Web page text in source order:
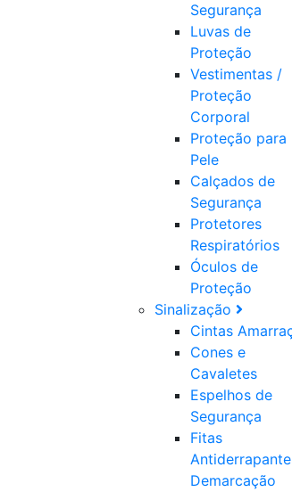
Segurança
Luvas de
Proteção
Vestimentas /
Proteção
Corporal
Proteção para
Pele
Calçados de
Segurança
Protetores
Respiratórios
Óculos de
Proteção
Sinalização
Cintas
Cones e
Cavaletes
Espelhos de
Segurança
Fitas
Demarcação